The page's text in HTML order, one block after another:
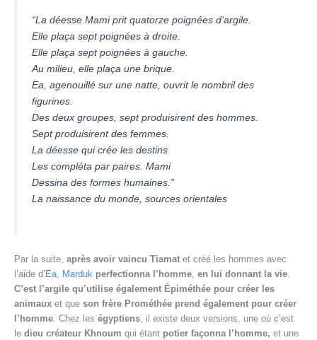
“La déesse Mami prit quatorze poignées d’argile.
Elle plaça sept poignées à droite.
Elle plaça sept poignées à gauche.
Au milieu, elle plaça une brique.
Ea, agenouillé sur une natte, ouvrit le nombril des
figurines.
Des deux groupes, sept produisirent des hommes.
Sept produisirent des femmes.
La déesse qui crée les destins
Les compléta par paires. Mami
Dessina des formes humaines.”
La naissance du monde, sources orientales
Par la suite, après avoir vaincu Tiamat et créé les hommes avec
l’aide d’ Ea, Marduk perfectionna l’homme, en lui donnant la vie.
C’est l’argile qu’utilise également Épiméthée pour créer les
animaux et que son frère Prométhée prend également pour créer
l’homme. Chez les égyptiens, il existe deux versions, une où c’est
le dieu créateur Khnoum qui étant potier façonna l’homme, et une